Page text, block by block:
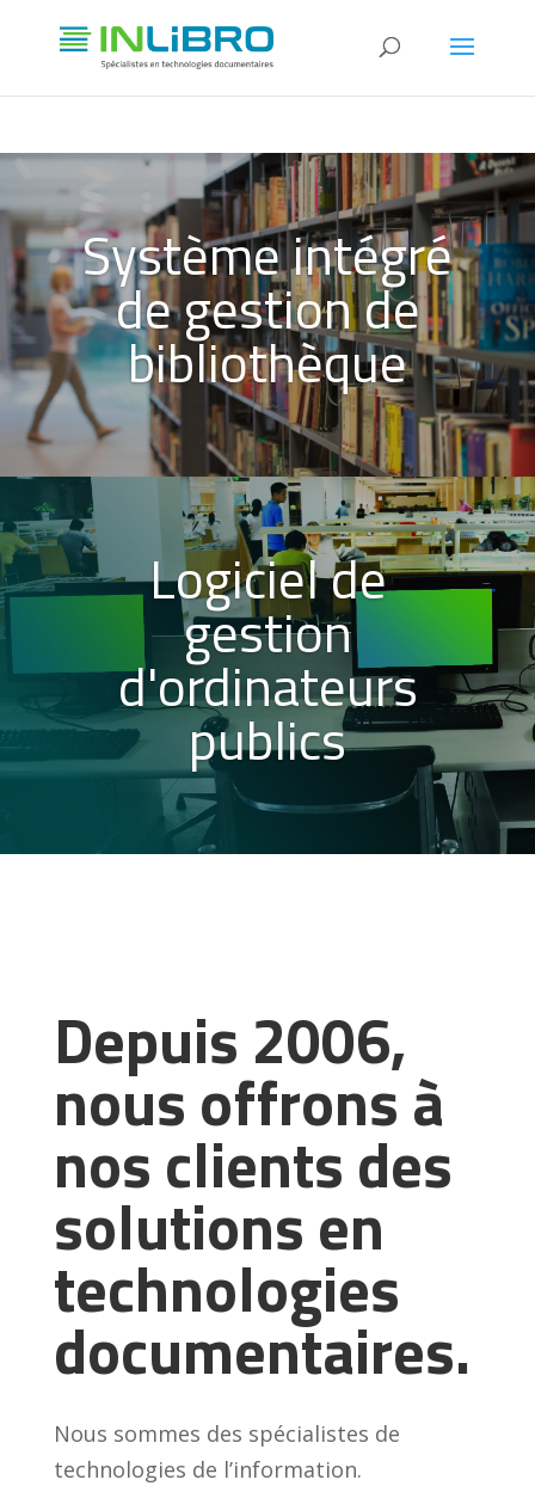
Système intégré
de gestion de
bibliothèque
Logiciel de
gestion
d'ordinateurs
publics
Depuis 2006,
nous offrons à
nos clients des
solutions en
technologies
documentaires.
Nous sommes des spécialistes de
technologies de l’information.